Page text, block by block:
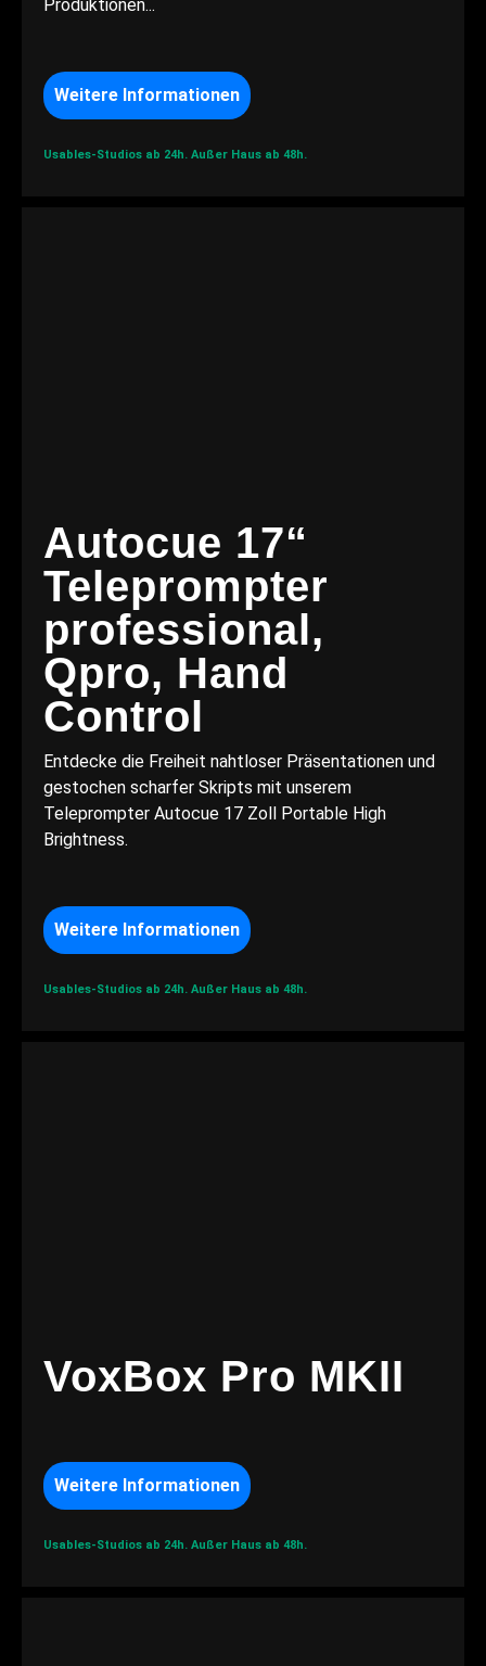
Produktionen...
Weitere Informationen
Usables-Studios ab 24h. Außer Haus ab 48h.
Autocue 17“
Teleprompter
professional,
Qpro, Hand
Control
Entdecke die Freiheit nahtloser Präsentationen und
gestochen scharfer Skripts mit unserem
Teleprompter Autocue 17 Zoll Portable High
Brightness.
Weitere Informationen
Usables-Studios ab 24h. Außer Haus ab 48h.
VoxBox Pro MKII
Weitere Informationen
Usables-Studios ab 24h. Außer Haus ab 48h.